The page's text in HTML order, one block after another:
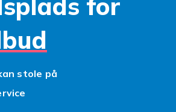
kan bare være en
og blandt andet have
fås i mange
og liver hjemmet op i stedet
for
stole på